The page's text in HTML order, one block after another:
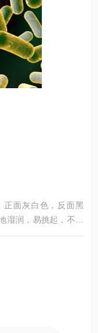
正面灰白色，反面黑
湿润，易挑起，不产